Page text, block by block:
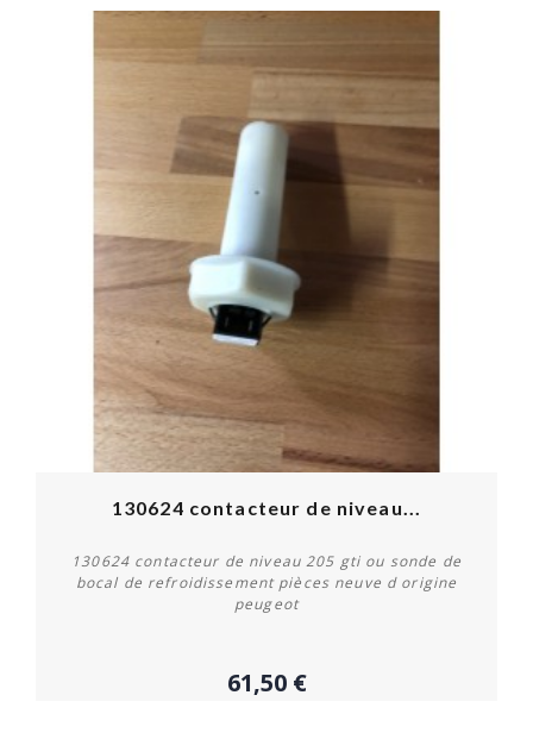
Acheter
130624 contacteur de niveau...
130624 contacteur de niveau 205 gti ou sonde de
bocal de refroidissement pièces neuve d origine
peugeot
61,50 €